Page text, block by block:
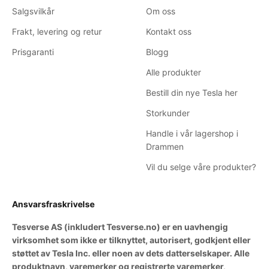
Salgsvilkår
Frakt, levering og retur
Prisgaranti
Om oss
Kontakt oss
Blogg
Alle produkter
Bestill din nye Tesla her
Storkunder
Handle i vår lagershop i
Drammen
Vil du selge våre produkter?
Ansvarsfraskrivelse
Tesverse AS (inkludert Tesverse.no) er en uavhengig
virksomhet som ikke er tilknyttet, autorisert, godkjent eller
støttet av Tesla Inc. eller noen av dets datterselskaper. Alle
produktnavn, varemerker og registrerte varemerker,